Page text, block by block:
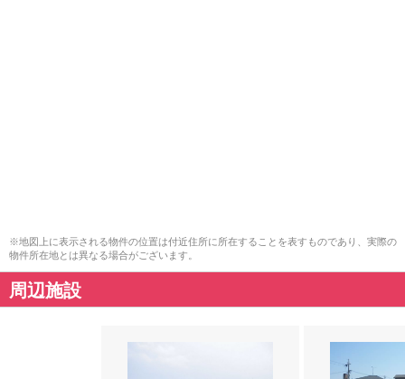
※地図上に表示される物件の位置は付近住所に所在することを表すものであり、実際の
物件所在地とは異なる場合がございます。
周辺施設